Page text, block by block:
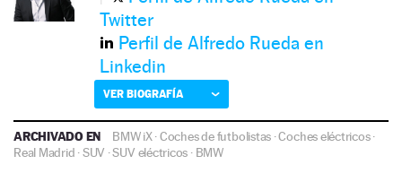
Twitter
Perfil de Alfredo Rueda en
Linkedin
VER BIOGRAFÍA
ARCHIVADO EN BMW iX·Coches de futbolistas ·Coches eléctricos·
Real Madrid ·SUV ·SUV eléctricos · BMW